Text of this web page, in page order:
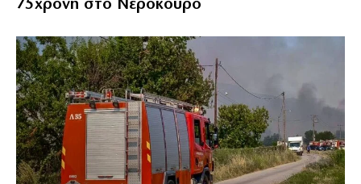
75χρονη στο Νεροκούρο